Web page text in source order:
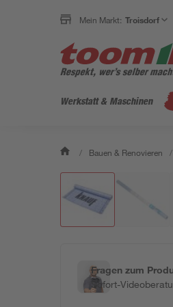
Mein Markt: Troisdorf
Werkstatt & Maschinen
/ Bauen & Renovieren /
Fragen zum
Sofort-